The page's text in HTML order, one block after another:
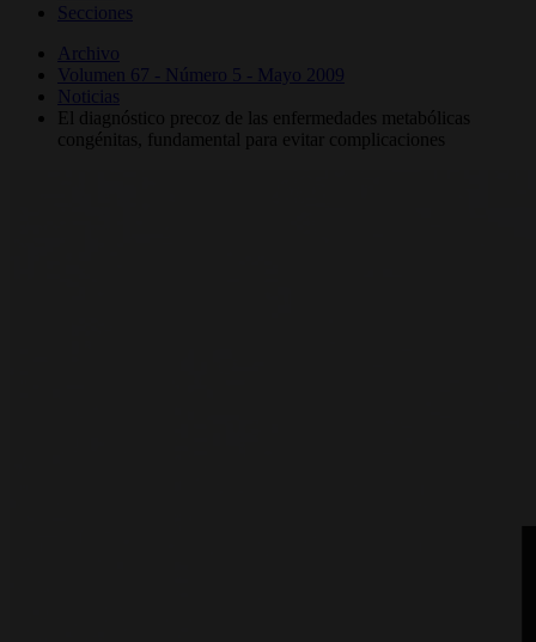
Secciones
Archivo
Volumen 67 - Número 5 - Mayo 2009
Noticias
El diagnóstico precoz de las enfermedades metabólicas
congénitas, fundamental para evitar complicaciones